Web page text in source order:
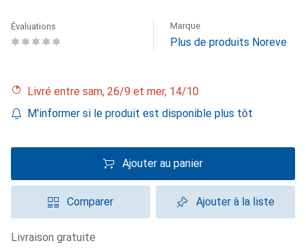
Évaluations Marque
Plus de produits Noreve
Livré entre sam, 26/9 et mer, 14/10
M'informer si le produit est disponible plus tôt
Ajouter au panier
Comparer Ajouter à la liste
livraison gratuite